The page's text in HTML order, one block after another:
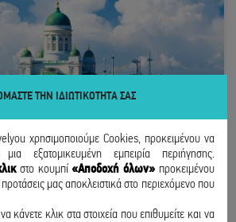
ΤΗΝ ΙΔΙΩΤΙΚΟΤΗΤΑ ΣΑΣ
χρησιμοποιούμε Cookies, προκειμένου να
εξατομικευμένη εμπειρία περιήγησης.
στο κουμπί«Αποδοχή όλων» προκειμένου
μας αποκλειστικά στο περιεχόμενο που
κάνετε κλικ στα στοιχεία που επιθυμείτε και να